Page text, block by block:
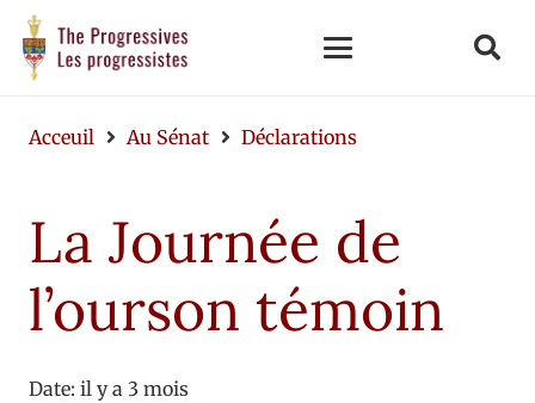
Acceuil Au Sénat Déclarations
La Journée de
l’ourson témoin
Date: il y a 3 mois